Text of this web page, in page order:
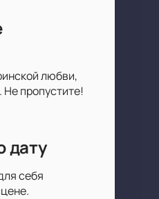
любви,
пропустите!
дату
себя